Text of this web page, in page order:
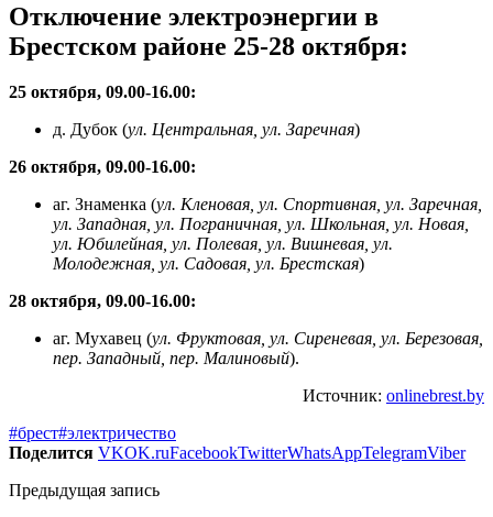
Отключение электроэнергии в
Брестском районе 25-28 октября:
25 октября, 09.00-16.00:
д. Дубок (ул. Центральная, ул. Заречная)
26 октября, 09.00-16.00:
аг. Знаменка (ул. Кленовая, ул. Спортивная, ул. Заречная,
ул. Западная, ул. Пограничная, ул. Школьная, ул. Новая,
ул. Юбилейная, ул. Полевая, ул. Вишневая, ул.
Молодежная, ул. Садовая, ул. Брестская)
28 октября, 09.00-16.00:
аг. Мухавец (ул. Фруктовая, ул. Сиреневая, ул. Березовая,
пер. Западный, пер. Малиновый).
Источник: onlinebrest.by
#брест#электричество
Поделится VKOK.ruFacebookTwitterWhatsAppTelegramViber
Предыдущая запись